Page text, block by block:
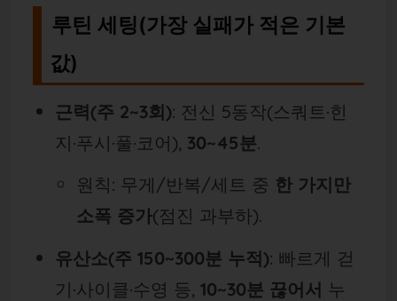
루틴 세팅(가장 실패가 적은 기본
값)
근력(주 2~3회): 전신 5동작(스쿼트·힌
지·푸시·풀·코어), 30~45분.
원칙: 무게/반복/세트 중 한 가지만
소폭 증가(점진 과부하).
유산소(주 150~300분 누적): 빠르게 걷
기·사이클·수영 등, 10~30분 끊어서 누